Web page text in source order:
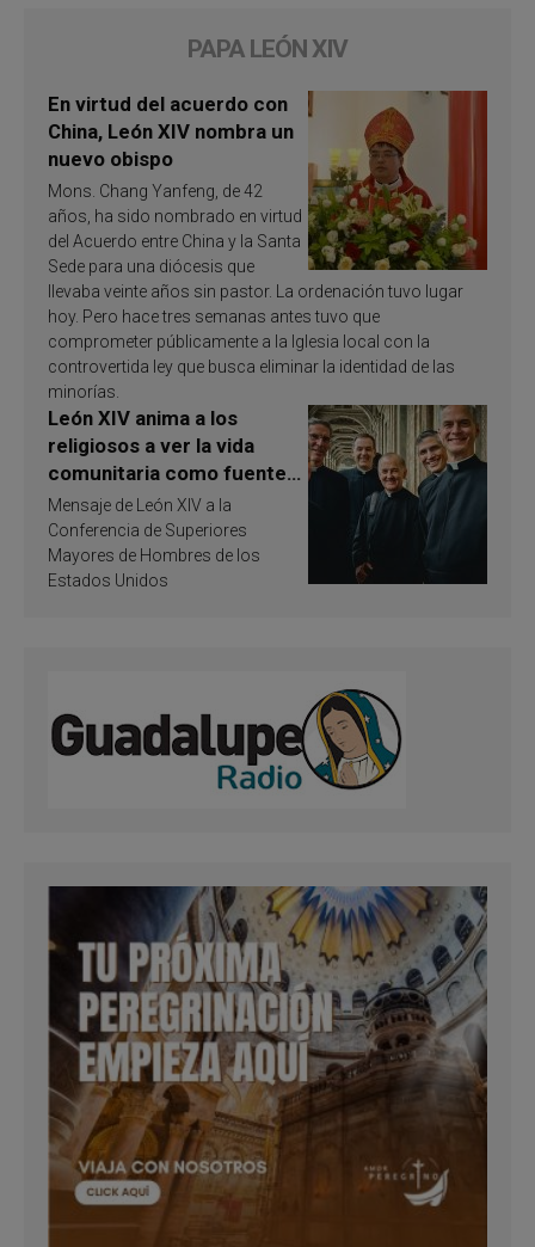
PAPA LEÓN XIV
En virtud del acuerdo con
China, León XIV nombra un
nuevo obispo
Mons. Chang Yanfeng, de 42
años, ha sido nombrado en virtud
del Acuerdo entre China y la Santa
Sede para una diócesis que
llevaba veinte años sin pastor. La ordenación tuvo lugar
hoy. Pero hace tres semanas antes tuvo que
comprometer públicamente a la Iglesia local con la
controvertida ley que busca eliminar la identidad de las
minorías.
León XIV anima a los
religiosos a ver la vida
comunitaria como fuente
de inspiración y
santificación
Mensaje de León XIV a la
Conferencia de Superiores
Mayores de Hombres de los
Estados Unidos